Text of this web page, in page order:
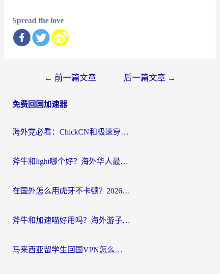
Spread the love
导
← 前一篇文章 后一篇文章 →
免费回国加速器
海外党必看：ChickCN和极速穿梭VPN好用吗？3招教你选对回国加速器无缝刷国内资源
斧牛和light哪个好？海外华人最关心的回国加速器选择难题，一篇讲透
在国外怎么用虎牙不卡顿？2026海外华人亲测有效的回国加速器选择指南
斧牛和加速喵好用吗？海外游子的真实选择困境
马来西亚留学生回国VPN怎么选？3个避坑点+1款实测好用的加速器推荐